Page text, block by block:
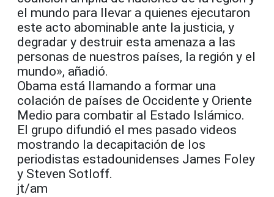
el mundo para llevar a quienes ejecutaron
este acto abominable ante la justicia, y
degradar y destruir esta amenaza a las
personas de nuestros países, la región y el
mundo», añadió.
Obama está llamando a formar una
colación de países de Occidente y Oriente
Medio para combatir al Estado Islámico.
El grupo difundió el mes pasado videos
mostrando la decapitación de los
periodistas estadounidenses James Foley
y Steven Sotloff.
jt/am